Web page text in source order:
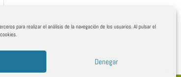
para realizar el análisis de la navegación de los usuarios. Al pulsar el
Denegar